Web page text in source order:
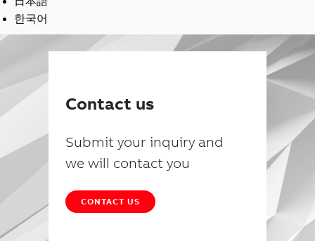
한국어
Contact us
Submit your inquiry and
we will contact you
CONTACT US